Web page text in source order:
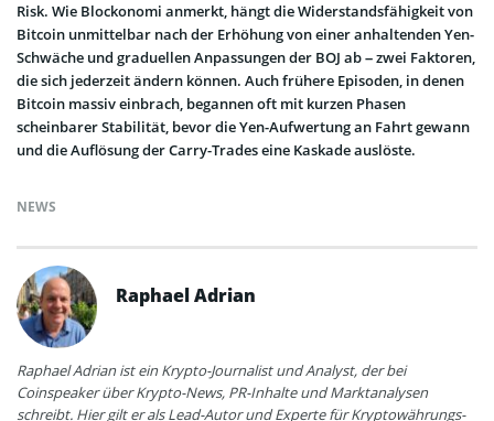
Risk. Wie Blockonomi anmerkt, hängt die Widerstandsfähigkeit von
Bitcoin unmittelbar nach der Erhöhung von einer anhaltenden Yen-
Schwäche und graduellen Anpassungen der BOJ ab – zwei Faktoren,
die sich jederzeit ändern können. Auch frühere Episoden, in denen
Bitcoin massiv einbrach, begannen oft mit kurzen Phasen
scheinbarer Stabilität, bevor die Yen-Aufwertung an Fahrt gewann
und die Auflösung der Carry-Trades eine Kaskade auslöste.
NEWS
Raphael Adrian
Raphael Adrian ist ein Krypto-Journalist und Analyst, der bei
Coinspeaker über Krypto-News, PR-Inhalte und Marktanalysen
schreibt. Hier gilt er als Lead-Autor und Experte für Kryptowährungs-